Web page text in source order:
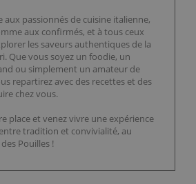
aux passionnés de cuisine italienne,
aux confirmés, et à tous ceux
les saveurs authentiques de la
Que vous soyez un foodie, un
ou simplement un amateur de
repartirez avec des recettes et des
chez vous.
place et venez vivre une expérience
tradition et convivialité, au
Pouilles !